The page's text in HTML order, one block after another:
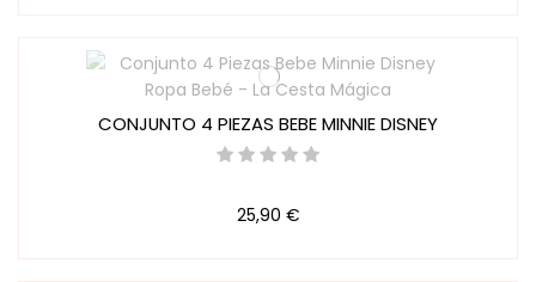
CONJUNTO 4 PIEZAS BEBE MINNIE DISNEY
25,90 €